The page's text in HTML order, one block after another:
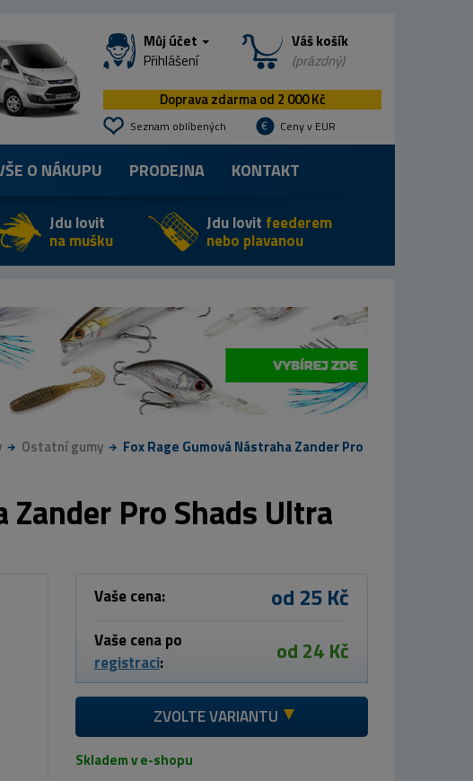
Můj účet
Přihlášení
Váš košík
(prázdný)
Doprava zdarma od 2 000 Kč
Seznam oblíbených Ceny v EUR
O NÁKUPU PRODEJNA KONTAKT
Jdu lovit
na mušku
Jdu lovit feederem
nebo plavanou
Ostatní gumy
Fox Rage Gumová Nástraha Zander Pro
Zander Pro Shads Ultra
Vaše cena: od 25 Kč
Vaše cena po
registraci: od 24 Kč
ZVOLTE VARIANTU
Skladem v e-shopu